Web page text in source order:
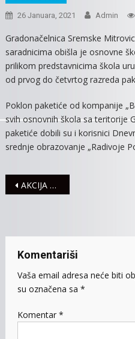
26 Januara, 2021 Admin
Gradonačelnica Sremske
saradnicima obišla je osnovne
prilikom predstavnicima škola
od prvog do četvrtog razreda
Poklon paketiće od kompanije
svih osnovnih škola sa teritorije
paketiće dobili su i korisnici
srednje obrazovanje „Radivoje
Navigacija
AKCIJA DOBROVOLJNOG DAVANJA KRVI 28. JANUARA
Komentariši
Vaša email adresa neće biti
su označena sa *
Komentar *